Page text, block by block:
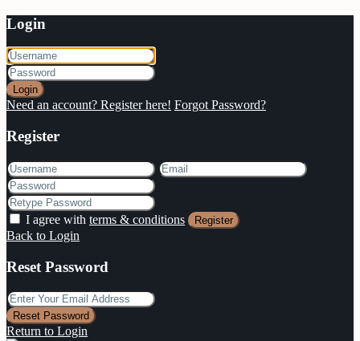
Login
Login
Need an account? Register here! Forgot Password?
Register
I agree with terms & conditions Register
Back to Login
Reset Password
Reset Password
Return to Login